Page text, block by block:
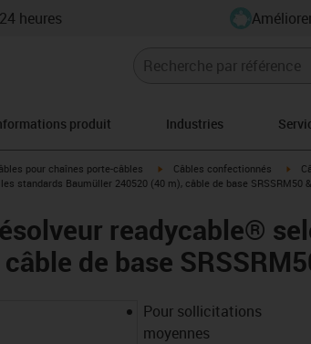
heures
produit Industries
icon-arrow-right
pour chaînes porte-câbles igus-icon-arrow-right
Câbles confectionnés
standards Baumüller 240520 (40 m), câble de base SRSSRM50
readycable®
de base
Pour sollicitations
moyennes